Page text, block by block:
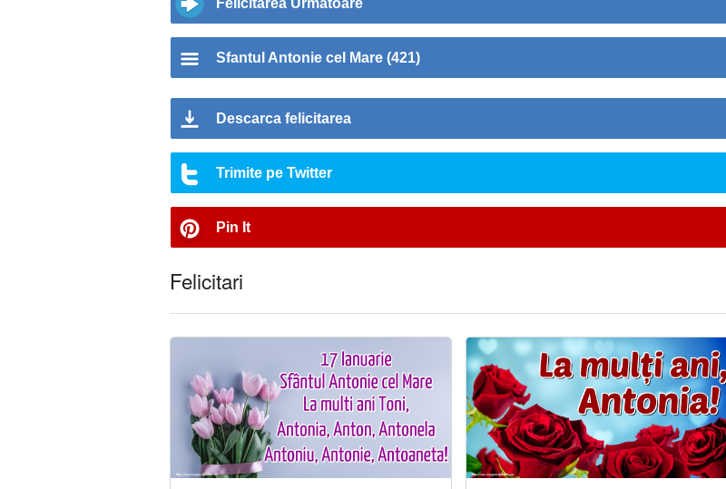
Felicitarea Urmatoare
Sfantul Antonie cel Mare (421)
Descarca felicitarea
Trimite pe Twitter
Pin It
Felicitari